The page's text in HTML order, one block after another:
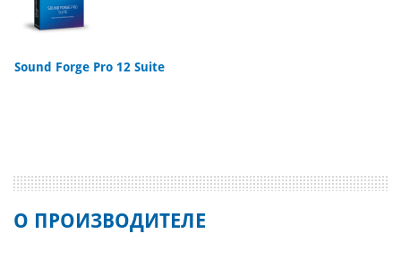
Sound Forge Pro 12 Suite
О ПРОИЗВОДИТЕЛЕ